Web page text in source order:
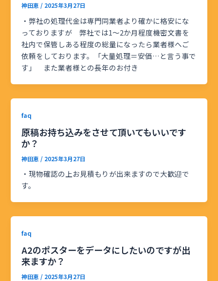
神田恵 / 2025年3月27日
・弊社の処理代金は専門同業者より確かに格安にな
っておりますが 弊社では1～2か月程度機密文書を
社内で保管しある程度の総量になったら業者様へご
依頼をしております。「大量処理＝安価…と言う事で
す」 また業者様との長年のお付き
faq
原稿お持ち込みをさせて頂いてもいいです
か？
神田恵 / 2025年3月27日
・現物確認の上お見積もりが出来ますので大歓迎で
す。
faq
A2のポスターをデータにしたいのですが出
来ますか？
神田恵 / 2025年3月27日